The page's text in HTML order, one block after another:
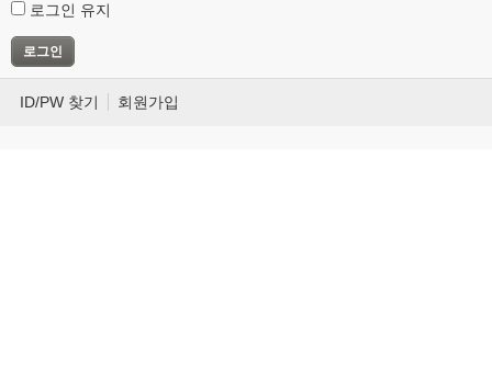
로그인 유지
ID/PW 찾기 회원가입